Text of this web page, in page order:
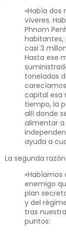
«Había dos
víveres.
Phnom
habitantes,
casi 3
Hasta ese
toneladas
capital esa
tiempo, la
allí donde
alimentar a
ayuda a
La segunda razón:
enemigo
plan
y del
tras
puntos: